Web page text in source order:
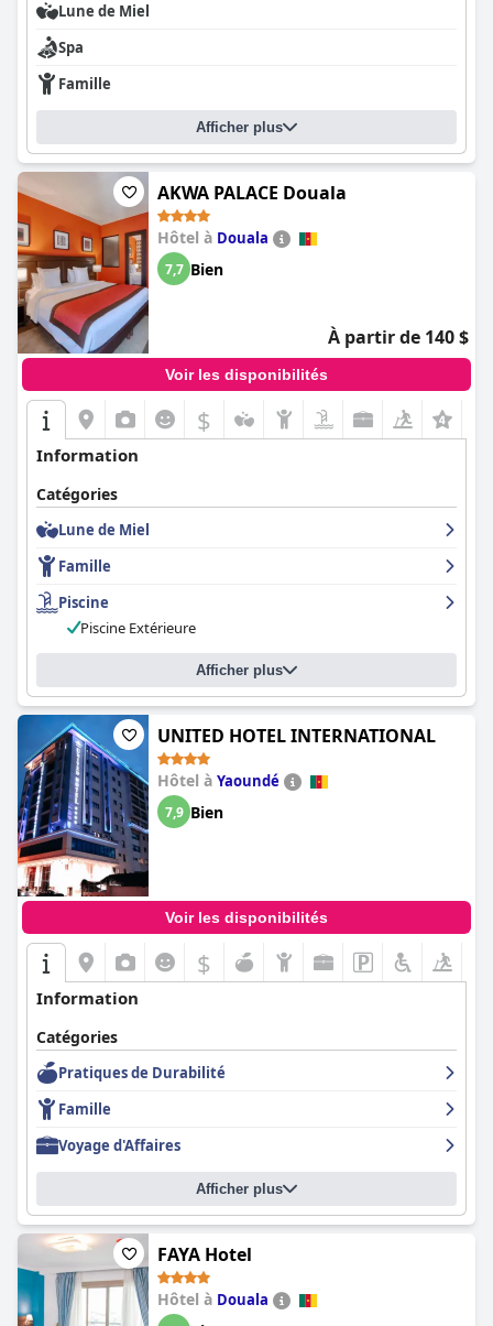
Lune de Miel
Spa
Famille
Afficher plus
AKWA PALACE Douala
Hôtel à Douala
7,7 Bien
À partir de 140 $
Voir les disponibilités
$
Information
Catégories
Lune de Miel
Famille
Piscine
Piscine Extérieure
Afficher plus
UNITED HOTEL INTERNATIONAL
Hôtel à Yaoundé
7,9 Bien
Voir les disponibilités
$
Information
Catégories
Pratiques de Durabilité
Famille
Voyage d'Affaires
Afficher plus
FAYA Hotel
Hôtel à Douala